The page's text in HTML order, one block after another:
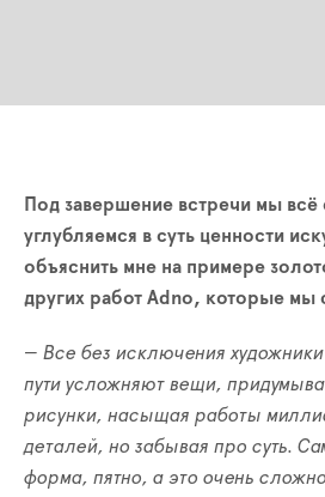
Под завершение встречи мы всё
углубляемся в суть ценности
объяснить мне на примере
других работ Adno, которые мы
— Все без исключения
пути усложняют вещи,
рисунки, насыщая работы
деталей, но забывая про суть.
форма, пятно, а это очень